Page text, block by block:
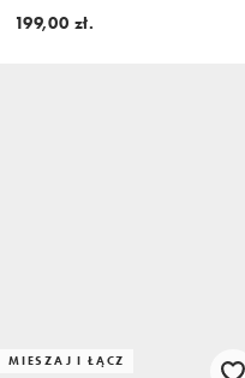
obniżonym stanem, przelotkami i
199,00 zł.
MIESZAJ I ŁĄCZ